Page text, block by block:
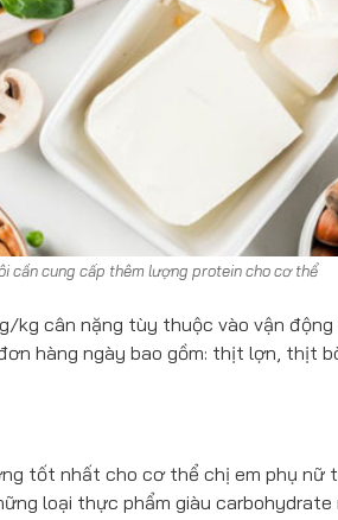
cần cung cấp thêm lượng protein cho cơ thể
kg cân nặng tùy thuộc vào vận
hàng ngày bao gồm: thịt lợn, thịt
tốt nhất cho cơ thể chị em phụ nữ
loại thực phẩm giàu carbohydrate